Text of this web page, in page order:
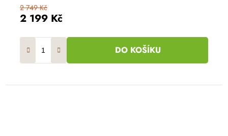
2 199 Kč
2 749 Kč
DO KOŠÍKU